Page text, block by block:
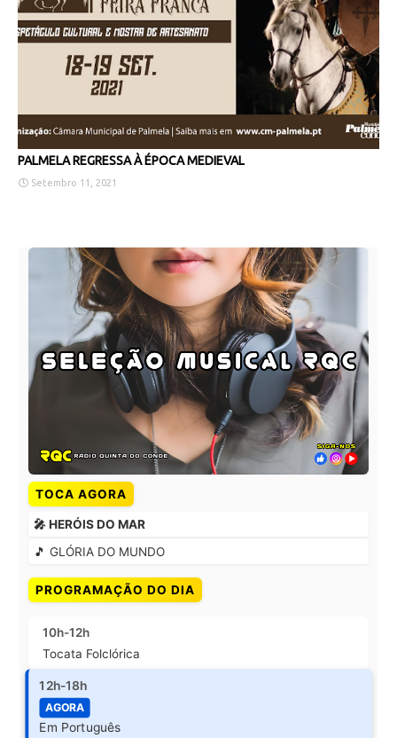
PALMELA REGRESSA À ÉPOCA MEDIEVAL
Setembro 11, 2021
TOCA AGORA
🎤 HERÓIS DO MAR
🎵 GLÓRIA DO MUNDO
PROGRAMAÇÃO DO DIA
10h-12h
Tocata Folclórica
12h-18h
AGORA
Em Português